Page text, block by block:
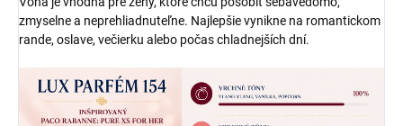
zmyselne a neprehliadnuteľne. Najlepšie vynikne na romantickom
rande, oslave, večierku alebo počas chladnejších dní.